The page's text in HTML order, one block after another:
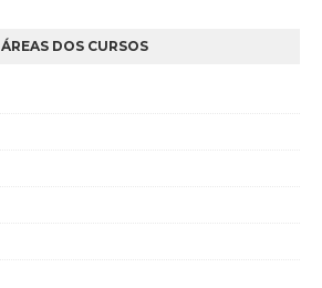
ÁREAS DOS CURSOS